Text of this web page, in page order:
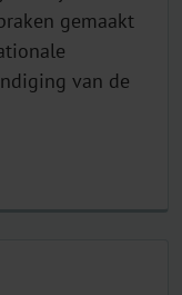
gemaakt
van de